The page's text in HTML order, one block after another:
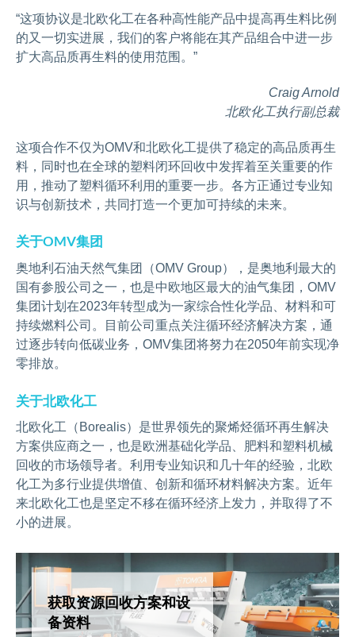
“这项协议是北欧化工在各种高性能产品中提高再生料比例
的又一切实进展，我们的客户将能在其产品组合中进一步
扩大高品质再生料的使用范围。”
Craig Arnold
北欧化工执行副总裁
这项合作不仅为OMV和北欧化工提供了稳定的高品质再生
料，同时也在全球的塑料闭环回收中发挥着至关重要的作
用，推动了塑料循环利用的重要一步。各方正通过专业知
识与创新技术，共同打造一个更加可持续的未来。
关于OMV集团
奥地利石油天然气集团（OMV Group），是奥地利最大的
国有参股公司之一，也是中欧地区最大的油气集团，OMV
集团计划在2023年转型成为一家综合性化学品、材料和可
持续燃料公司。目前公司重点关注循环经济解决方案，通
过逐步转向低碳业务，OMV集团将努力在2050年前实现净
零排放。
关于北欧化工
北欧化工（Borealis）是世界领先的聚烯烃循环再生解决
方案供应商之一，也是欧洲基础化学品、肥料和塑料机械
回收的市场领导者。利用专业知识和几十年的经验，北欧
化工为多行业提供增值、创新和循环材料解决方案。近年
来北欧化工也是坚定不移在循环经济上发力，并取得了不
小的进展。
获取资源回收方案和设
备资料